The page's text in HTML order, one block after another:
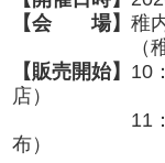
【会 場】稚
（稚内市
【販売開始】 10
店）
11：00～
布）